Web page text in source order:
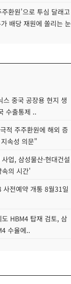
환원'으로 투심 달래고
배당 재원에 쏠리는 눈
중국 공장용 현지 생
수출통제 ..
적 주주환원에 해외 증
속성 의문"
업, 삼성물산·현대건설
속의 시간'
사전예약 개통 8월31일
HBM4 탑재 검토, 삼
수율에..